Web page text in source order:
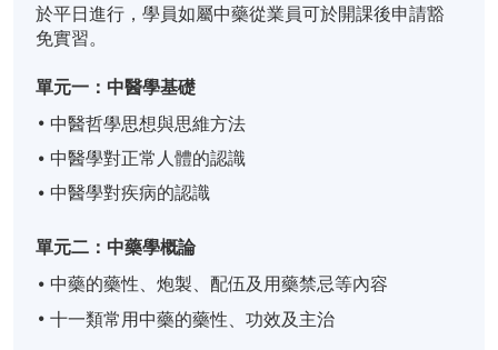
於平日進行，學員如屬中藥從業員可於開課後申請豁
免實習。
單元一：中醫學基礎
中醫哲學思想與思維方法
中醫學對正常人體的認識
中醫學對疾病的認識
單元二：中藥學概論
中藥的藥性、炮製、配伍及用藥禁忌等內容
十一類常用中藥的藥性、功效及主治